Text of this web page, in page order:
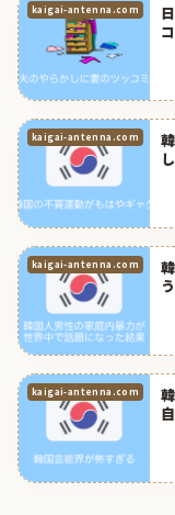
kaigai-antenna.com
kaigai-antenna.com
kaigai-antenna.com
kaigai-antenna.com